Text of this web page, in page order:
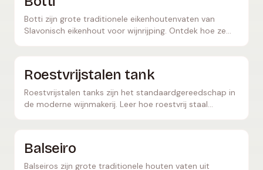
Botti zijn grote traditionele eikenhoutenvaten van
Slavonisch eikenhout voor wijnrijping. Ontdek hoe ze
Roestvrijstalen tank
Roestvrijstalen tanks zijn het standaardgereedschap in
de moderne wijnmakerij. Leer hoe roestvrij staal
Balseiro
Balseiros zijn grote traditionele houten vaten uit